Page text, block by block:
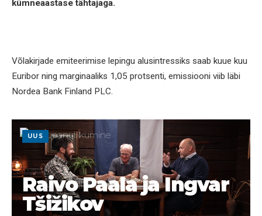
kümneaastase tähtajaga.
Võlakirjade emiteerimise lepingu alusintressiks saab kuue kuu
Euribor ning marginaaliks 1,05 protsenti, emissiooni viib läbi
Nordea Bank Finland PLC.
UUS
Raivo Paala ja Ingvar
Tšižikov